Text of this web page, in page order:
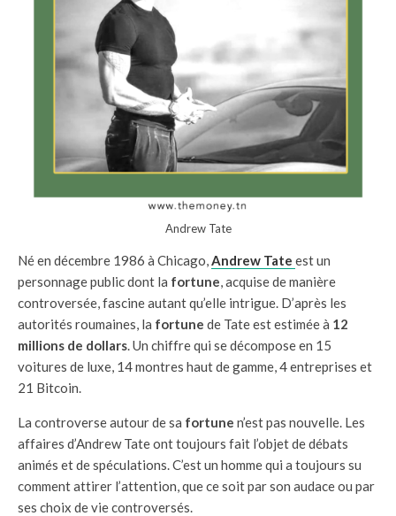
Andrew Tate
Né en décembre 1986 à Chicago, Andrew Tate est un
personnage public dont la fortune , acquise de manière
controversée, fascine autant qu’elle intrigue. D’après les
autorités roumaines, la fortune de Tate est estimée à 12
millions de dollars . Un chiffre qui se décompose en 15
voitures de luxe, 14 montres haut de gamme, 4 entreprises et
21 Bitcoin.
La controverse autour de sa fortune n’est pas nouvelle. Les
affaires d’Andrew Tate ont toujours fait l’objet de débats
animés et de spéculations. C’est un homme qui a toujours su
comment attirer l’attention, que ce soit par son audace ou par
ses choix de vie controversés.